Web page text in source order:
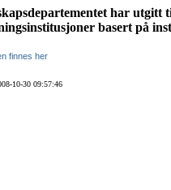
har utgitt
basert på
finnes her
10-30 09:57:46